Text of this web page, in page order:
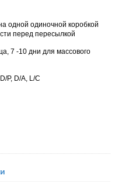
одной одиночной коробкой
перед пересылкой
7 -10 дни для массового
P, D/A, L/C